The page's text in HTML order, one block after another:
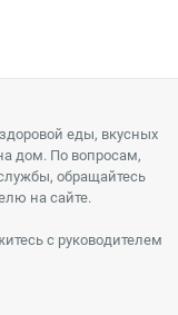
еды, вкусных
дом. По вопросам,
обращайтесь
на сайте.
с руководителем